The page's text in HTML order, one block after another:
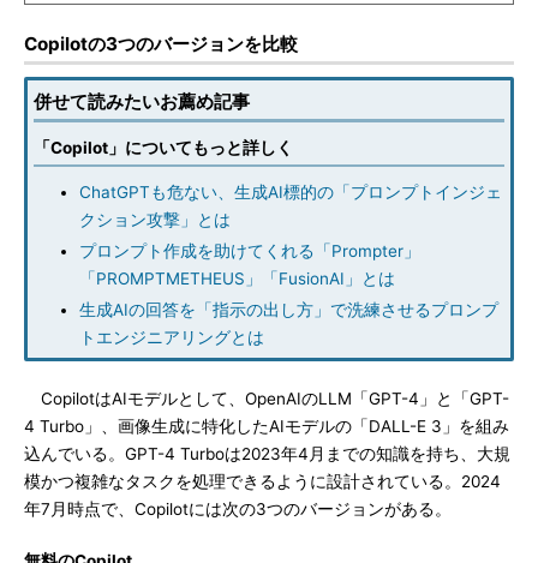
Copilotの3つのバージョンを比較
併せて読みたいお薦め記事
「Copilot」についてもっと詳しく
ChatGPTも危ない、生成AI標的の「プロンプトインジェ
クション攻撃」とは
プロンプト作成を助けてくれる「Prompter」
「PROMPTMETHEUS」「FusionAI」とは
生成AIの回答を「指示の出し方」で洗練させるプロンプ
トエンジニアリングとは
CopilotはAIモデルとして、OpenAIのLLM「GPT-4」と「GPT-
4 Turbo」、画像生成に特化したAIモデルの「DALL-E 3」を組み
込んでいる。GPT-4 Turboは2023年4月までの知識を持ち、大規
模かつ複雑なタスクを処理できるように設計されている。2024
年7月時点で、Copilotには次の3つのバージョンがある。